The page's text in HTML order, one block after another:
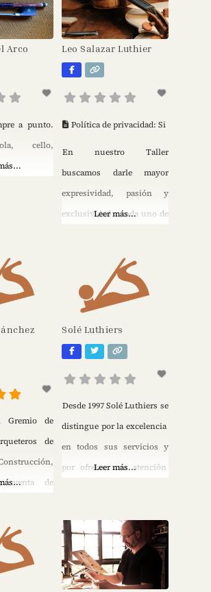
viola y
solicitar
o
históricos y
una amplia
en
instrumento. Se
consideran las horas de
trabajo y el material de
reparación, que varían de
un instrumento a otro.
el consentimiento del
propietario del
instrumento y la
Arco
a punto.
cello,
Leo Salazar Luthier
Política de privacidad: Si
En nuestro Taller
buscamos darle mayor
expresividad, pasión y
exclusividad a cada uno de
respetando siempre la
tradición artística y
artesanal de este oficio
prevaleciendo
invariablemente el
más cercano posible
Leer más...
Gremio de
de
venta de
Venta de
Solé Luthiers
Desde 1997 Solé Luthiers se
distingue por la excelencia
en todos sus servicios y
por ofrecer una atención
músicos profesionales, así
como estudiantes y
coleccionistas han
Leer más...